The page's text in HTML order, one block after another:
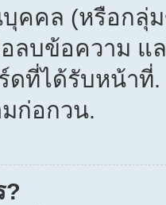
บุคคล (หรือก
ลบข้อความ แ
ที่ได้รับหน้าที่.
ก่อกวน.
?